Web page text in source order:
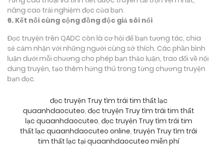
nâng cao trải nghiệm đọc của bạn.
6. Kết nối cùng cộng đồng độc giả sôi nổi
Đọc truyện trên QADC còn là cơ hội để bạn tương tác, chia
sẻ cảm nhận với những người cùng sở thích. Các phần bình
luận dưới mỗi chương cho phép bạn thảo luận, trao đổi về nội
dung truyện, tạo thêm hứng thú trong từng chương truyện
bạn đọc.
đọc truyện Truy tìm trái tim thất lạc
quaanhdaocuteo, đọc truyện Truy tìm trái tim thất
lạc quaanhdaocuteo, đọc truyện Truy tìm trái tim
thất lạc quaanhdaocuteo online, truyện Truy tìm trái
tim thất lạc tại quaanhdaocuteo miễn phí